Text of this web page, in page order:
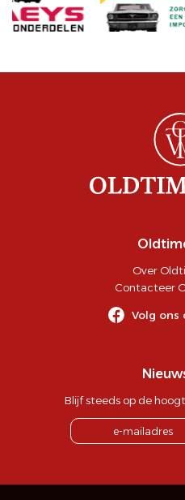
Over
Contacteer
Volg ons
Blijf steeds op de